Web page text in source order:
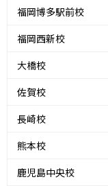
福岡博多駅前校
福岡西新校
大橋校
佐賀校
長崎校
熊本校
鹿児島中央校